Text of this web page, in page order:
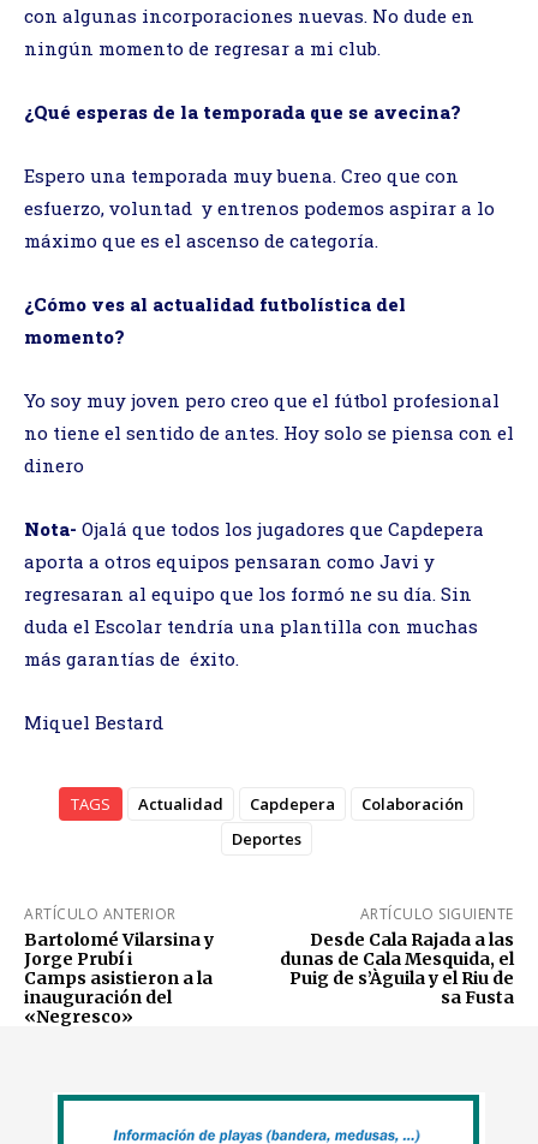
con algunas incorporaciones nuevas. No dude en
ningún momento de regresar a mi club.
¿Qué esperas de la temporada que se avecina?
Espero una temporada muy buena. Creo que con
esfuerzo, voluntad y entrenos podemos aspirar a lo
máximo que es el ascenso de categoría.
¿Cómo ves al actualidad futbolística del
momento?
Yo soy muy joven pero creo que el fútbol profesional
no tiene el sentido de antes. Hoy solo se piensa con el
dinero
Nota- Ojalá que todos los jugadores que Capdepera
aporta a otros equipos pensaran como Javi y
regresaran al equipo que los formó ne su día. Sin
duda el Escolar tendría una plantilla con muchas
más garantías de éxito.
Miquel Bestard
TAGS Actualidad Capdepera
Colaboración
Deportes
ARTÍCULO ANTERIOR
Bartolomé Vilarsina y
Jorge Prubí i
Camps asistieron a la
inauguración del
«Negresco»
ARTÍCULO SIGUIENTE
Desde Cala Rajada a las
dunas de Cala Mesquida, el
Puig de s’Àguila y el Riu de
sa Fusta